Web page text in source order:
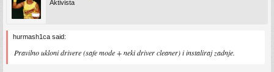
Aktivista
hurmash1ca said:
Pravilno ukloni drivere (safe mode + neki driver cleaner) i instaliraj zadnje.